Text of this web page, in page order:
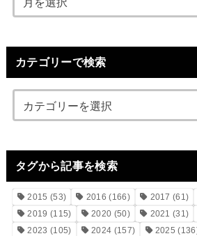
カテゴリーで検索
タグから記事を検索
2015 (53) 2016 (166) 2017 (61)
2019 (115) 2020 (50) 2021 (31)
2023 (105) 2024 (157) 2025